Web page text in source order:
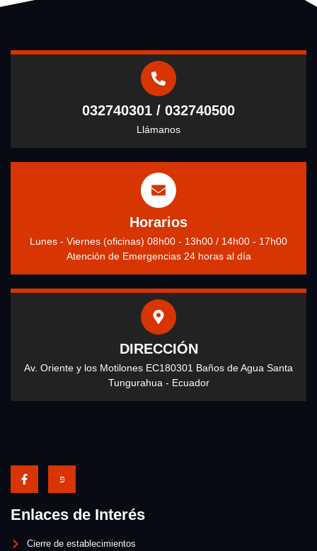
032740301 / 032740500
Llámanos
Horarios
Lunes - Viernes (oficinas) 08h00 - 13h00 / 14h00 - 17h00
Atención de Emergencias 24 horas al día
DIRECCIÓN
Av. Oriente y los Motilones EC180301 Baños de Agua Santa
Tungurahua - Ecuador
Enlaces de Interés
Cierre de establecimientos